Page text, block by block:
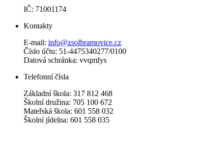
IČ: 71001174
Kontakty
E-mail: info@zsolbramovice.cz
Číslo účtu: 51-4475340277/0100
Datová schránka: vvqmfys
Telefonní čísla
Základní škola: 317 812 468
Školní družina: 705 100 672
Mateřská škola: 601 558 032
Školní jídelna: 601 558 035